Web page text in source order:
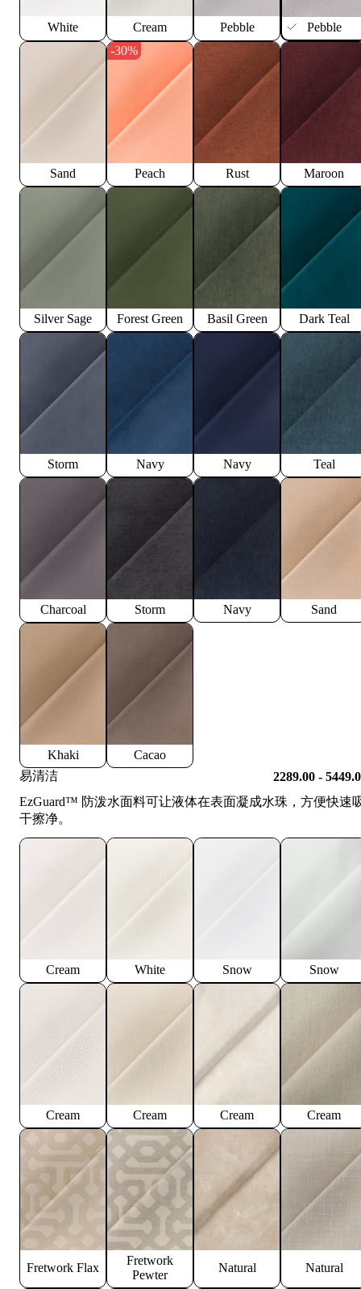
White Cream Pebble Pebble
Sand
-30%
Peach Rust Maroon
Silver Sage Forest Green Basil Green Dark Teal
Storm Navy Navy Teal
Charcoal Storm Navy Sand
Khaki
Cacao
易清洁
2289.00 -
EzGuard™️ 防泼水面料可让液体在表面凝成水珠，方便快速
干擦净。
Cream White Snow Snow
Cream Cream Cream Cream
Fretwork Flax
Fretwork
Pewter
Natural Natural